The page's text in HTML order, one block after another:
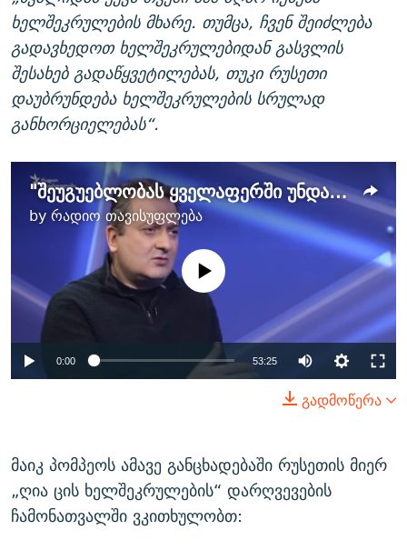
ხელშეკრულების მხარე. თუმცა, ჩვენ შეიძლება
გადავხედოთ ხელშეკრულებიდან გასვლის
შესახებ გადაწყვეტილებას, თუკი რუსეთი
დაუბრუნდება ხელშეკრულების სრულად
განხორციელებას“.
"შეუგუებლობას ყველაფერში უნდა გრძნობდეს ოკუპანტი სახელმწიფო"
byრადიო თავისუფლება
1080p
No media source currently
available
0:00 53:25
270p
1080p
გადმოწერა
მაიკ პომპეოს ამავე განცხადებაში რუსეთის მიერ
„ღია ცის ხელშეკრულების“ დარღვევების
ჩამონათვალში ვკითხულობთ: